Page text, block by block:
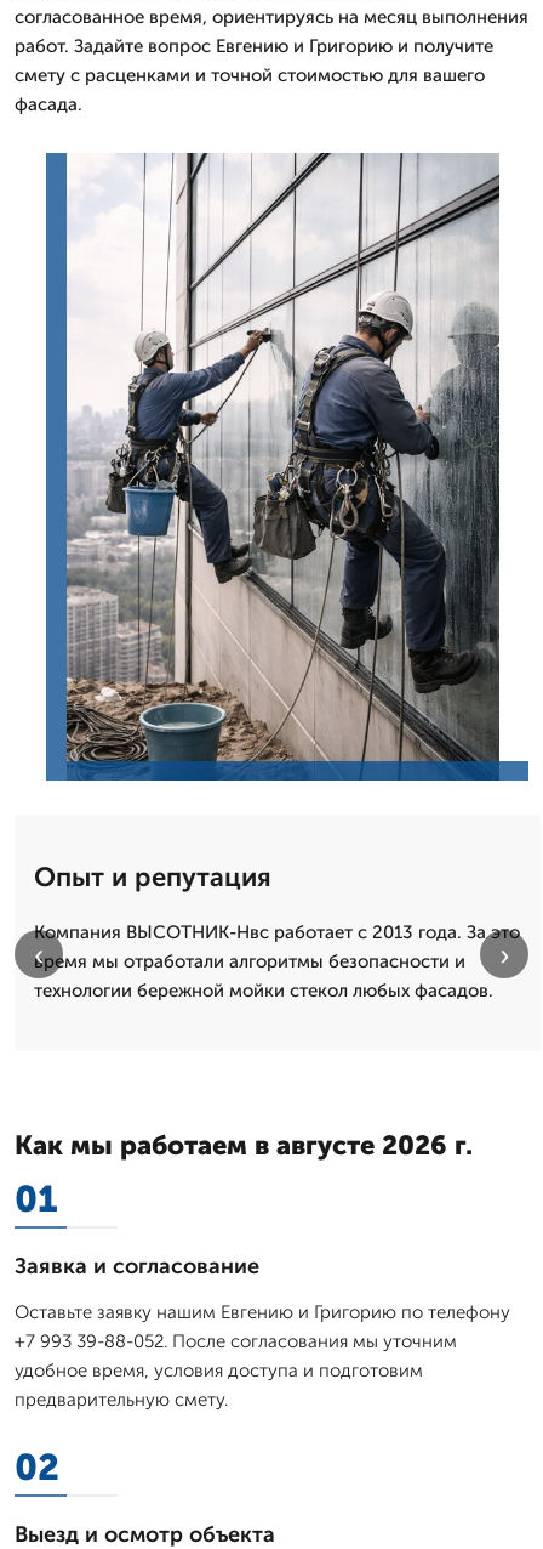
согласованное время, ориентируясь на месяц выполнения
работ. Задайте вопрос Евгению и Григорию и получите
смету с расценками и точной стоимостью для вашего
фасада.
Опыт и репутация
Компания ВЫСОТНИК-Нвс работает с 2013 года. За это
время мы отработали алгоритмы безопасности и
технологии бережной мойки стекол любых фасадов.
‹ ›
Как мы работаем в августе 2026 г.
01
Заявка и согласование
Оставьте заявку нашим Евгению и Григорию по телефону
+7 993 39-88-052. После согласования мы уточним
удобное время, условия доступа и подготовим
предварительную смету.
02
Выезд и осмотр объекта